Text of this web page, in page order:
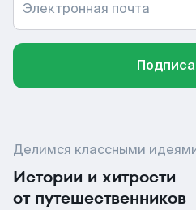
Электронная почта
Делимся классными
Истории и хитрости
от путешественников